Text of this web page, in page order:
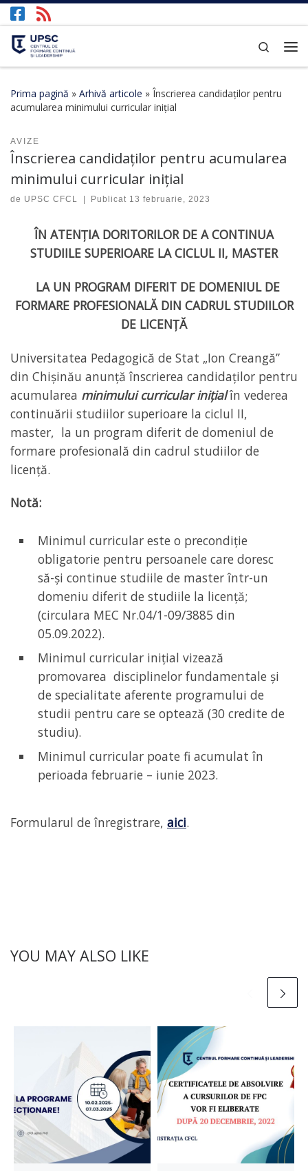
Afișează întregul conținut
Search
Prima pagină » Arhivă articole » Înscrierea candidaților pentru
acumularea minimului curricular inițial
AVIZE
Înscrierea candidaților pentru acumularea
minimului curricular inițial
de UPSC CFCL Publicat 13 februarie, 2023
ÎN ATENȚIA DORITORILOR DE A CONTINUA
STUDIILE SUPERIOARE LA CICLUL II, MASTER
LA UN PROGRAM DIFERIT DE DOMENIUL DE
FORMARE PROFESIONALĂ DIN CADRUL STUDIILOR
DE LICENȚĂ
Universitatea Pedagogică de Stat „Ion Creangă”
din Chișinău anunță înscrierea candidaților pentru
acumularea minimului curricular inițialîn vederea
continuării studiilor superioare la ciclul II,
master, la un program diferit de domeniul de
formare profesională din cadrul studiilor de
licență.
Notă:
Minimul curricular este o precondiție
obligatorie pentru persoanele care doresc
să-și continue studiile de master într-un
domeniu diferit de studiile la licență;
(circulara MEC Nr.04/1-09/3885 din
05.09.2022).
Minimul curricular inițial vizează
promovarea disciplinelor fundamentale și
de specialitate aferente programului de
studii pentru care se optează (30 credite de
studiu).
Minimul curricular poate fi acumulat în
perioada februarie – iunie 2023.
Formularul de înregistrare, aici.
YOU MAY ALSO LIKE